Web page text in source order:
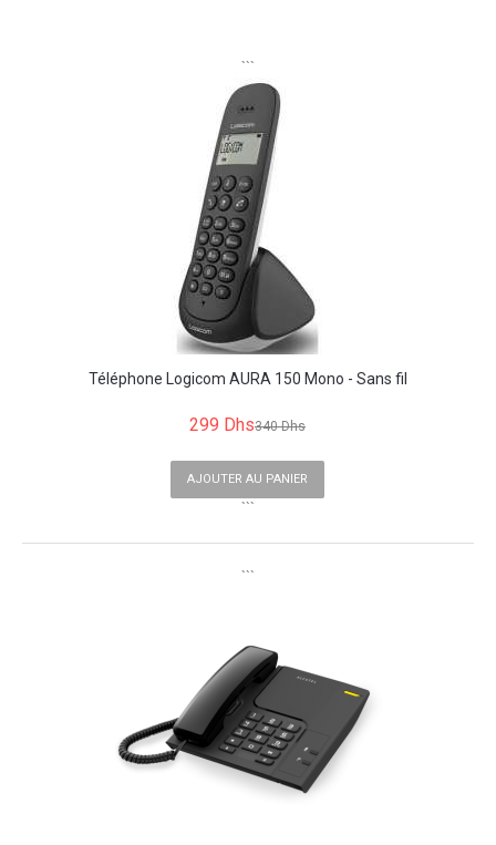
```
Téléphone Logicom AURA 150 Mono - Sans fil
299 Dhs340 Dhs
AJOUTER AU PANIER
```
```